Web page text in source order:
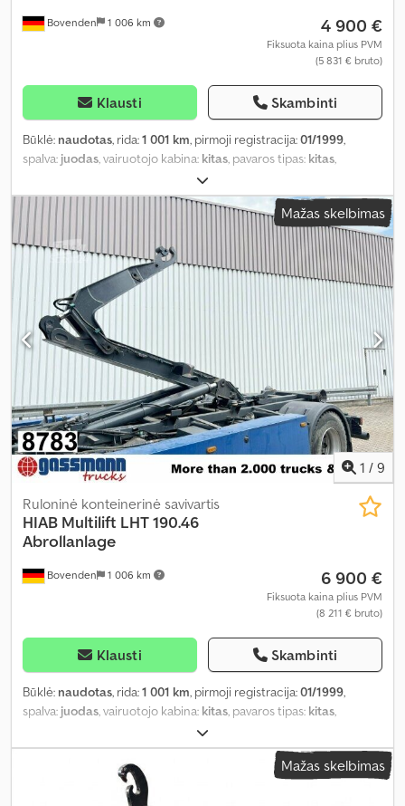
Bovenden 1 006 km 4 900 €
Fiksuota kaina plius PVM
(5 831 € bruto)
Klausti Skambinti
Būklė: naudotas, rida:1 001 km, pirmoji registracija:01/1999,
spalva: juodas, vairuotojo kabina: kitas, pavaros tipas: kitas,
Mažas skelbimas
1 / 9
Bovenden 1 006 km
Ruloninė konteinerinė savivartis
HIAB Multilift LHT 190.46
Abrollanlage
6 900 €
Fiksuota kaina plius PVM
(8 211 € bruto)
Klausti Skambinti
Būklė: naudotas, rida:1 001 km, pirmoji registracija:01/1999,
spalva: juodas, vairuotojo kabina: kitas, pavaros tipas: kitas,
Mažas skelbimas